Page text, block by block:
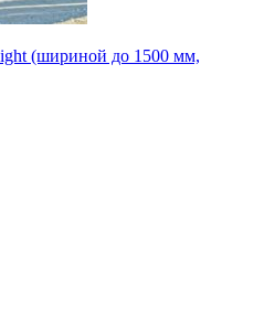
(шириной до 1500 мм,